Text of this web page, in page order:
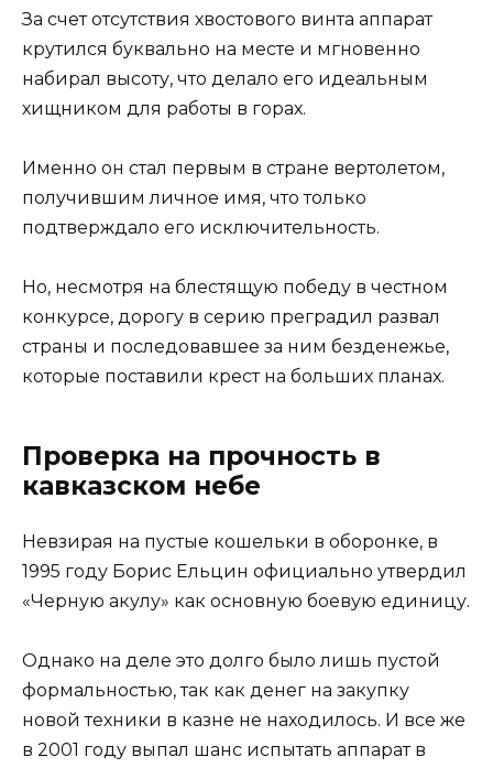
За счет отсутствия хвостового винта аппарат
крутился буквально на месте и мгновенно
набирал высоту, что делало его идеальным
хищником для работы в горах.
Именно он стал первым в стране вертолетом,
получившим личное имя, что только
подтверждало его исключительность.
Но, несмотря на блестящую победу в честном
конкурсе, дорогу в серию преградил развал
страны и последовавшее за ним безденежье,
которые поставили крест на больших планах.
Проверка на прочность в
кавказском небе
Невзирая на пустые кошельки в оборонке, в
1995 году Борис Ельцин официально утвердил
«Черную акулу» как основную боевую единицу.
Однако на деле это долго было лишь пустой
формальностью, так как денег на закупку
новой техники в казне не находилось. И все же
в 2001 году выпал шанс испытать аппарат в